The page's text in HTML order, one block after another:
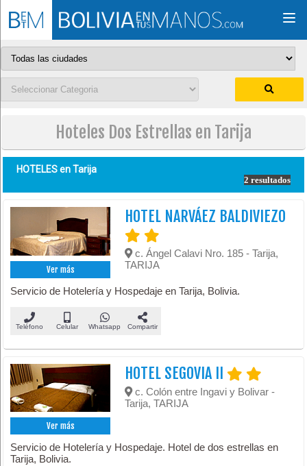
Hoteles Dos Estrellas en Tarija
HOTELES enTarija
2 resultados
Ver más
HOTEL NARVÁEZ BALDIVIEZO
c. Ángel Calavi Nro. 185 - Tarija,
TARIJA
Servicio de Hotelería y Hospedaje en Tarija, Bolivia.
Teléfono Celular Whatsapp Compartir
Ver más
HOTEL SEGOVIA II
c. Colón entre Ingavi y Bolivar -
Tarija, TARIJA
Servicio de Hotelería y Hospedaje. Hotel de dos estrellas en
Tarija, Bolivia.